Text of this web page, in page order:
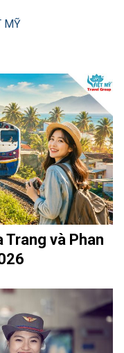
MỸ
và Phan